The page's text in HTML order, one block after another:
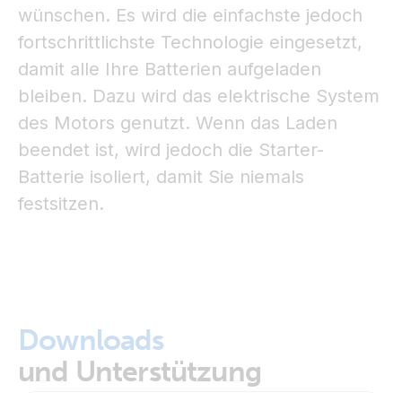
wünschen. Es wird die einfachste jedoch
fortschrittlichste Technologie eingesetzt,
damit alle Ihre Batterien aufgeladen
bleiben. Dazu wird das elektrische System
des Motors genutzt. Wenn das Laden
beendet ist, wird jedoch die Starter-
Batterie isoliert, damit Sie niemals
festsitzen.
Downloads
und Unterstützung